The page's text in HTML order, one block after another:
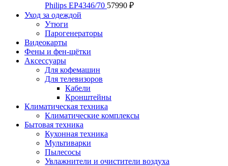
Philips EP4346/70 57990 ₽
Уход за одеждой
Утюги
Парогенераторы
Видеокарты
Фены и фен-щётки
Аксессуары
Для кофемашин
Для телевизоров
Кабели
Кронштейны
Климатическая техника
Климатические комплексы
Бытовая техника
Кухонная техника
Мультиварки
Пылесосы
Увлажнители и очистители воздуха